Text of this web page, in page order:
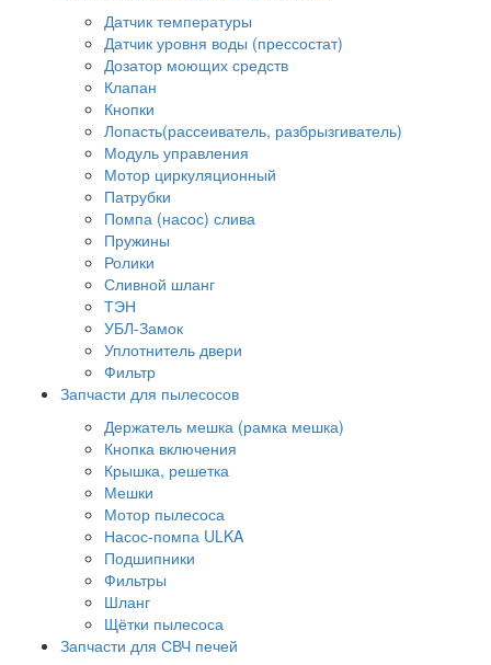
Датчик температуры
Датчик уровня воды (прессостат)
Дозатор моющих средств
Клапан
Кнопки
Лопасть(рассеиватель, разбрызгиватель)
Модуль управления
Мотор циркуляционный
Патрубки
Помпа (насос) слива
Пружины
Ролики
Сливной шланг
ТЭН
УБЛ-Замок
Уплотнитель двери
Фильтр
Запчасти для пылесосов
Держатель мешка (рамка мешка)
Кнопка включения
Крышка, решетка
Мешки
Мотор пылесоса
Насос-помпа ULKA
Подшипники
Фильтры
Шланг
Щётки пылесоса
Запчасти для СВЧ печей